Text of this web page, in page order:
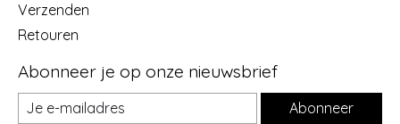
Verzenden
Retouren
Abonneer je op onze nieuwsbrief
Abonneer